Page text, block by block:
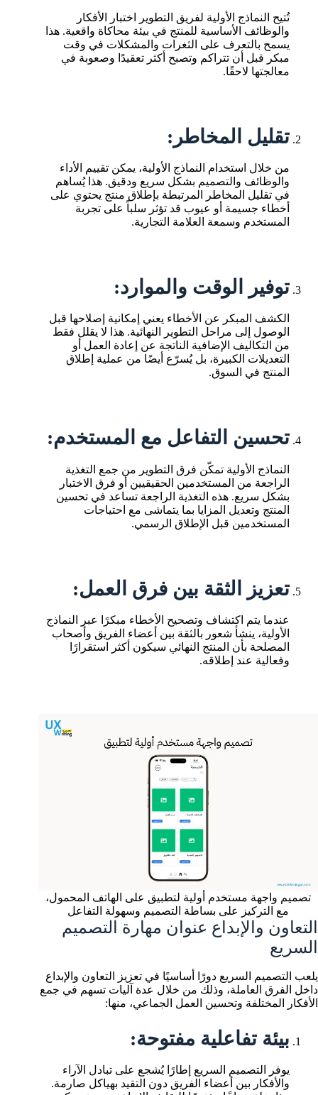
تُتيح النماذج الأولية لفريق التطوير اختبار الأفكار
والوظائف الأساسية للمنتج في بيئة محاكاة واقعية. هذا
يسمح بالتعرف على الثغرات والمشكلات في وقت
مبكر قبل أن تتراكم وتصبح أكثر تعقيدًا وصعوبة في
معالجتها لاحقًا.
تقليل المخاطر:
من خلال استخدام النماذج الأولية، يمكن تقييم الأداء
والوظائف والتصميم بشكل سريع ودقيق. هذا يُساهم
في تقليل المخاطر المرتبطة بإطلاق منتج يحتوي على
أخطاء جسيمة أو عيوب قد تؤثر سلباً على تجربة
المستخدم وسمعة العلامة التجارية.
توفير الوقت والموارد:
الكشف المبكر عن الأخطاء يعني إمكانية إصلاحها قبل
الوصول إلى مراحل التطوير النهائية. هذا لا يقلل فقط
من التكاليف الإضافية الناتجة عن إعادة العمل أو
التعديلات الكبيرة، بل يُسرّع أيضًا من عملية إطلاق
المنتج في السوق.
تحسين التفاعل مع المستخدم:
النماذج الأولية تمكّن فرق التطوير من جمع التغذية
الراجعة من المستخدمين الحقيقيين أو فرق الاختبار
بشكل سريع. هذه التغذية الراجعة تساعد في تحسين
المنتج وتعديل المزايا بما يتماشى مع احتياجات
المستخدمين قبل الإطلاق الرسمي.
تعزيز الثقة بين فرق العمل:
عندما يتم اكتشاف وتصحيح الأخطاء مبكرًا عبر النماذج
الأولية، ينشأ شعور بالثقة بين أعضاء الفريق وأصحاب
المصلحة بأن المنتج النهائي سيكون أكثر استقرارًا
وفعالية عند إطلاقه.
تصميم واجهة مستخدم أولية لتطبيق على الهاتف المحمول،
مع التركيز على بساطة التصميم وسهولة التفاعل
التعاون والإبداع عنوان مهارة التصميم
السريع
يلعب التصميم السريع دورًا أساسيًا في تعزيز التعاون والإبداع
داخل الفرق العاملة، وذلك من خلال عدة آليات تسهم في جمع
الأفكار المختلفة وتحسين العمل الجماعي، منها:
بيئة تفاعلية مفتوحة:
يوفر التصميم السريع إطارًا يُشجع على تبادل الآراء
والأفكار بين أعضاء الفريق دون التقيد بهياكل صارمة.